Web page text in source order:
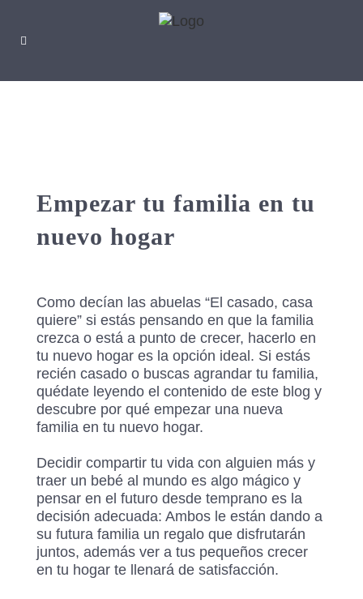
Empezar tu familia en tu
nuevo hogar
Como decían las abuelas “El casado, casa
quiere” si estás pensando en que la familia
crezca o está a punto de crecer, hacerlo en
tu nuevo hogar es la opción ideal. Si estás
recién casado o buscas agrandar tu familia,
quédate leyendo el contenido de este blog y
descubre por qué empezar una nueva
familia en tu nuevo hogar.
Decidir compartir tu vida con alguien más y
traer un bebé al mundo es algo mágico y
pensar en el futuro desde temprano es la
decisión adecuada: Ambos le están dando a
su futura familia un regalo que disfrutarán
juntos, además ver a tus pequeños crecer
en tu hogar te llenará de satisfacción.